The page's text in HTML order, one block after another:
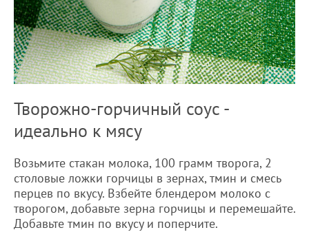
Творожно-горчичный соус -
идеально к мясу
Возьмите стакан молока, 100 грамм творога, 2
столовые ложки горчицы в зернах, тмин и смесь
перцев по вкусу. Взбейте блендером молоко с
творогом, добавьте зерна горчицы и перемешайте.
Добавьте тмин по вкусу и поперчите.